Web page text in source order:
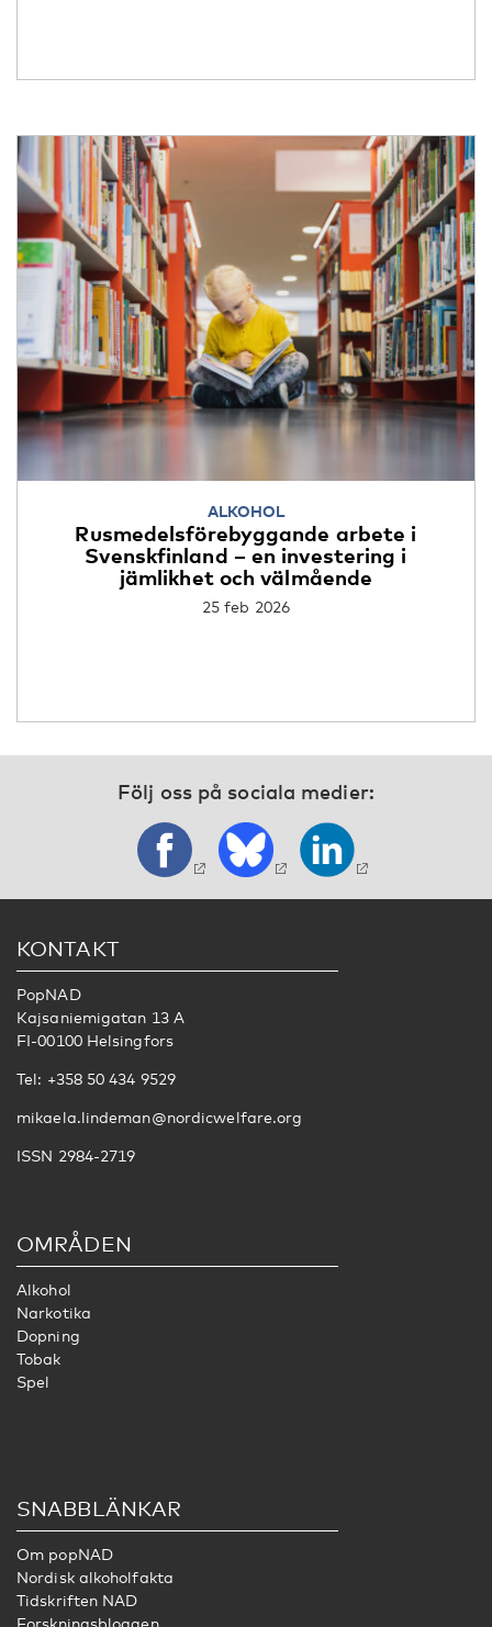
ALKOHOL
Rusmedelsförebyggande arbete i
Svenskfinland – en investering i
jämlikhet och välmående
25 feb 2026
Följ oss på sociala medier:
KONTAKT
PopNAD
Kajsaniemigatan 13 A
FI-00100 Helsingfors
Tel: +358 50 434 9529
mikaela.lindeman@nordicwelfare.org
ISSN 2984-2719
OMRÅDEN
Alkohol
Narkotika
Dopning
Tobak
Spel
SNABBLÄNKAR
Om popNAD
Nordisk alkoholfakta
Tidskriften NAD